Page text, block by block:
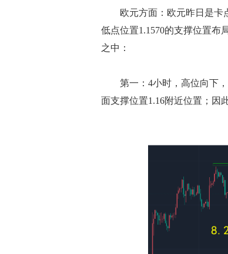
欧元方面：欧元昨日是卡点
低点位置1.1570的支撑位置布
之中：
第一：4小时，高位向下，
面支撑位置1.16附近位置；因